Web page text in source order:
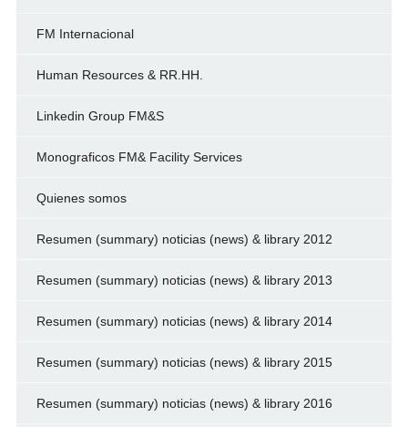
FM Internacional
Human Resources & RR.HH.
Linkedin Group FM&S
Monograficos FM& Facility Services
Quienes somos
Resumen (summary) noticias (news) & library 2012
Resumen (summary) noticias (news) & library 2013
Resumen (summary) noticias (news) & library 2014
Resumen (summary) noticias (news) & library 2015
Resumen (summary) noticias (news) & library 2016